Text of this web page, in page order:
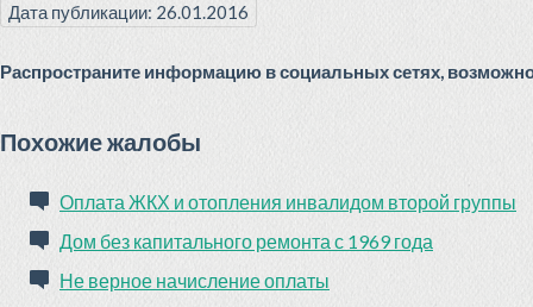
Дата публикации: 26.01.2016
Распространите информацию в социальных сетях,
Похожие жалобы
Оплата ЖКХ и отопления инвалидом второй группы
Дом без капитального ремонта с 1969 года
Не верное начисление оплаты